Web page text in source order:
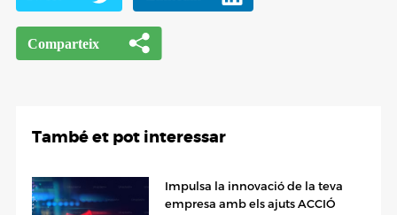
També et pot interessar
Impulsa la innovació de la teva
empresa amb els ajuts ACCIÓ